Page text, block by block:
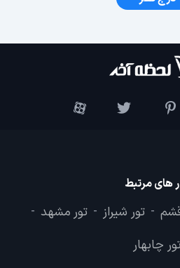
های مرتبط
- تور شیراز - تور مشهد -
چابهار